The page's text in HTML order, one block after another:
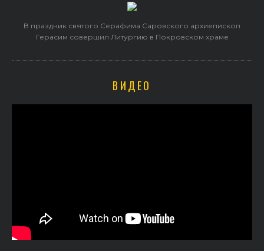
В праздник святого Серафима Саровского архиепископ
Герасим совершил Литургию в Покровском храме
ВИДЕО